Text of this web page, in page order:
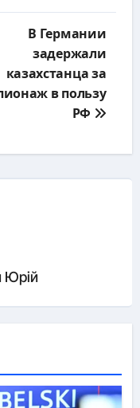
В Германии
задержали
казахстанца за
в пользу
РФ
Юрій